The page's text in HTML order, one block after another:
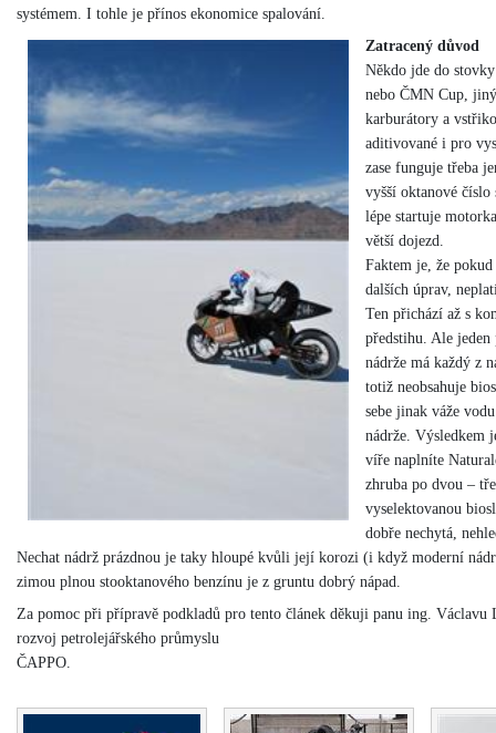
systémem. I tohle je přínos ekonomice spalování.
Zatracený důvod
Někdo jde do
nebo ČMN Cup,
karburátory a
aditivované i pro
zase funguje třeba
vyšší oktanové
lépe startuje
větší dojezd.
Faktem je, že
dalších úprav,
Ten přichází až s
předstihu. Ale
nádrže má každý z
totiž neobsahuje
sebe jinak váže
nádrže. Výsledkem
víře naplníte
zhruba po dvou –
vyselektovanou
dobře nechytá,
Nechat nádrž prázdnou je taky hloupé kvůli její korozi (i když moderní
zimou plnou stooktanového benzínu je z gruntu dobrý nápad.
Za pomoc při přípravě podkladů pro tento článek děkuji panu ing.
rozvoj petrolejářského průmyslu
ČAPPO.